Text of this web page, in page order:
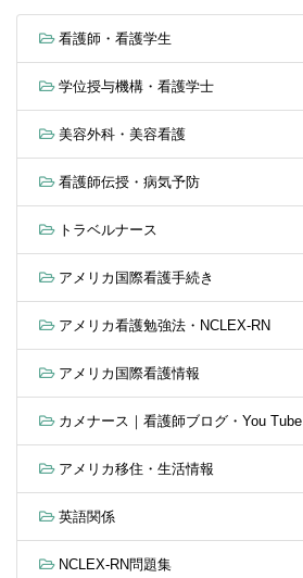
看護師・看護学生
学位授与機構・看護学士
美容外科・美容看護
看護師伝授・病気予防
トラベルナース
アメリカ国際看護手続き
アメリカ看護勉強法・NCLEX-RN
アメリカ国際看護情報
カメナース｜看護師ブログ・You Tube
アメリカ移住・生活情報
英語関係
NCLEX-RN問題集